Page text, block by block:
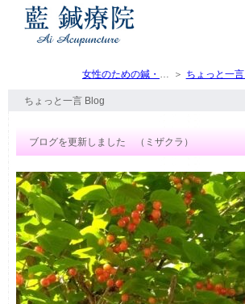
女性のための鍼・灸・マッサージ（トップ） ちょっと一言 Blog
ちょっと一言 Blog
ブログを更新しました （ミザクラ）